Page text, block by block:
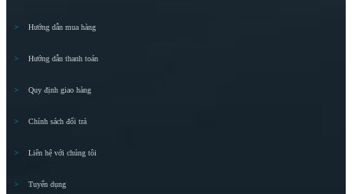
Hướng dẫn mua hàng
Hướng dẫn thanh toán
Quy định giao hàng
Chính sách đổi trả
Liên hệ với chúng tôi
Tuyển dụng